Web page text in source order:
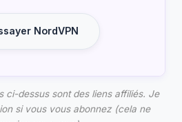
NordVPN
ci-dessus sont des liens affiliés. Je
si vous vous abonnez (cela ne